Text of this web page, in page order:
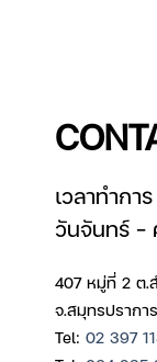
เวลาทำการ
วันจันทร์ –
407 หมู่ที่ 2 ต.
จ.สมุทรปรากา
Tel: 02 397